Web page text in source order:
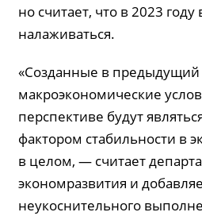
но считает, что в 2023
налаживаться.
«Созданные в
макроэкономические
перспективе будут
фактором стабильности в
в целом, — считает
экономразвития и
неукоснительного